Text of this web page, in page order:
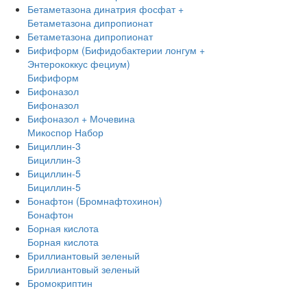
Бетаметазона динатрия фосфат +
Бетаметазона дипропионат
Бетаметазона дипропионат
Бифиформ (Бифидобактерии лонгум +
Энтерококкус фециум)
Бифиформ
Бифоназол
Бифоназол
Бифоназол + Мочевина
Микоспор Набор
Бициллин-3
Бициллин-3
Бициллин-5
Бициллин-5
Бонафтон (Бромнафтохинон)
Бонафтон
Борная кислота
Борная кислота
Бриллиантовый зеленый
Бриллиантовый зеленый
Бромокриптин